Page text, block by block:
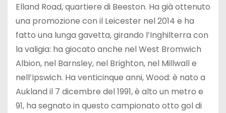
Elland Road, quartiere di Beeston. Ha già ottenuto
una promozione con il Leicester nel 2014 e ha
fatto una lunga gavetta, girando l’Inghilterra con
la valigia: ha giocato anche nel West Bromwich
Albion, nel Barnsley, nel Brighton, nel Millwall e
nell’Ipswich. Ha venticinque anni, Wood: è nato a
Aukland il 7 dicembre del 1991, è alto un metro e
91, ha segnato in questo campionato otto gol di